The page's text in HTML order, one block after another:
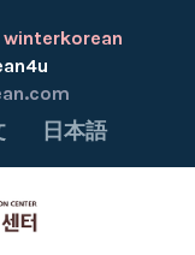
winterkorean
日本語